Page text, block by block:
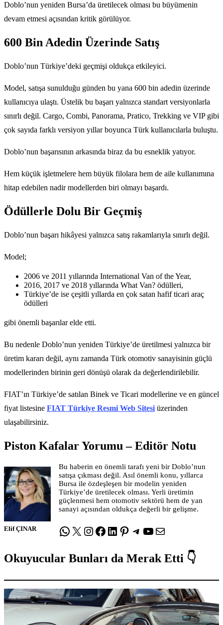
Doblo’nun yeniden Bursa’da üretilecek olması bu büyümenin
devam etmesi açısından kritik görülüyor.
600 Bin Adedin Üzerinde Satış
Doblo’nun Türkiye’deki geçmişi oldukça etkileyici.
Model, satışa sunulduğu günden bu yana 600 bin adedin üzerinde
kullanıcıya ulaştı. Üstelik bu başarı yalnızca standart versiyonlarla
sınırlı değil. Cargo, Combi, Panorama, Pratico, Trekking ve VIP gibi
çok sayıda farklı versiyon yıllar boyunca Türk kullanıcılarla buluştu.
Doblo’nun başarısının arkasında biraz da bu esneklik yatıyor.
Hem küçük işletmelere hem büyük filolara hem de aile kullanımına
hitap edebilen nadir modellerden biri olmayı başardı.
Ödüllerle Dolu Bir Geçmiş
Doblo’nun başarı hikâyesi yalnızca satış rakamlarıyla sınırlı değil.
Model;
2006 ve 2011 yıllarında International Van of the Year,
2016, 2017 ve 2018 yıllarında What Van? ödülleri,
Türkiye’de ise çeşitli yıllarda en çok satan hafif ticari araç
ödülleri
gibi önemli başarılar elde etti.
Bu nedenle Doblo’nun yeniden Türkiye’de üretilmesi yalnızca bir
üretim kararı değil, aynı zamanda Türk otomotiv sanayisinin güçlü
modellerinden birinin geri dönüşü olarak da değerlendirilebilir.
FIAT’ın Türkiye’de satılan Binek ve Ticari modellerine ve en güncel
fiyat listesine FIAT Türkiye Resmi Web Sitesi üzerinden
ulaşabilirsiniz.
Piston Kafalar Yorumu – Editör Notu
Elif ÇINAR
Bu haberin en önemli tarafı yeni bir Doblo’nun
satışa çıkması değil. Asıl önemli konu, yıllarca
Bursa ile özdeşleşen bir modelin yeniden
Türkiye’de üretilecek olması. Yerli üretimin
güçlenmesi hem otomotiv sektörü hem de yan
sanayi açısından oldukça değerli bir gelişme.
WhatsApp
X Instagram
Facebook
LinkedIn
Pinterest
Telegram
YouTube
E-posta
Okuyucular Bunları da Merak Etti 👇